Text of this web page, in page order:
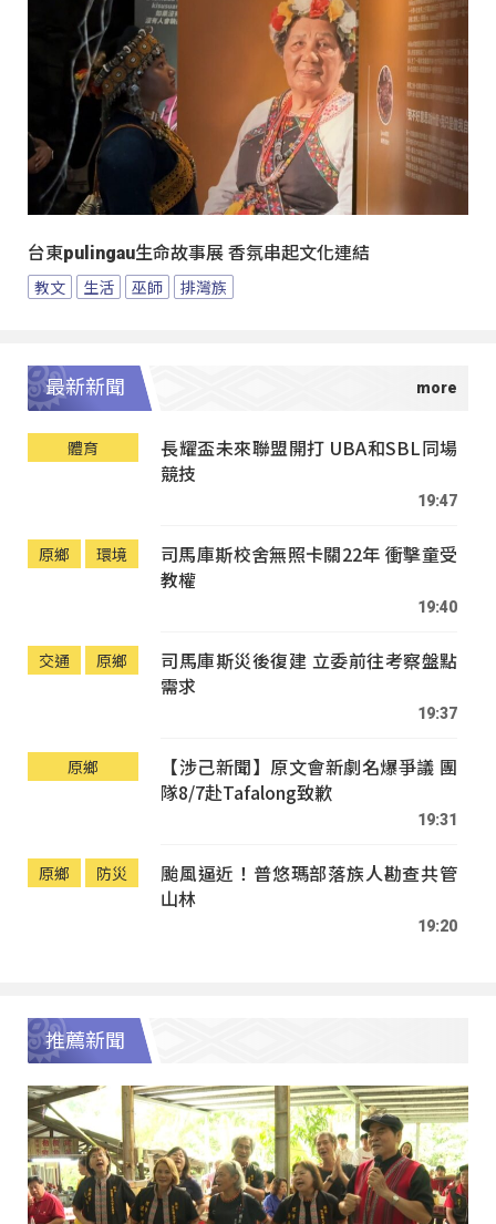
台東pulingau生命故事展 香氛串起文化連結
教文 生活 巫師 排灣族
最新新聞
體育
長耀盃未來聯盟開打 UBA和SBL同場
競技
19:47
原鄉 環境
司馬庫斯校舍無照卡關22年 衝擊童受
教權
19:40
交通 原鄉
司馬庫斯災後復建 立委前往考察盤點
需求
19:37
原鄉
【涉己新聞】原文會新劇名爆爭議 團
隊8/7赴Tafalong致歉
19:31
原鄉 防災
颱風逼近！普悠瑪部落族人勘查共管
山林
19:20
推薦新聞